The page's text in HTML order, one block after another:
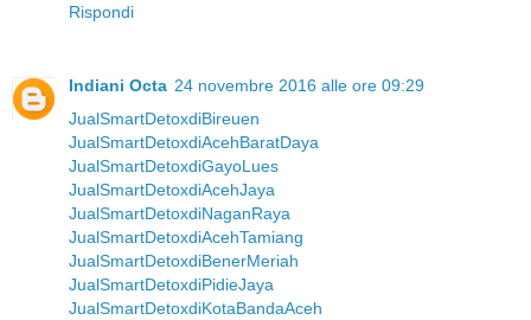
Rispondi
Indiani Octa 24 novembre 2016 alle ore 09:29
JualSmartDetoxdiBireuen
JualSmartDetoxdiAcehBaratDaya
JualSmartDetoxdiGayoLues
JualSmartDetoxdiAcehJaya
JualSmartDetoxdiNaganRaya
JualSmartDetoxdiAcehTamiang
JualSmartDetoxdiBenerMeriah
JualSmartDetoxdiPidieJaya
JualSmartDetoxdiKotaBandaAceh